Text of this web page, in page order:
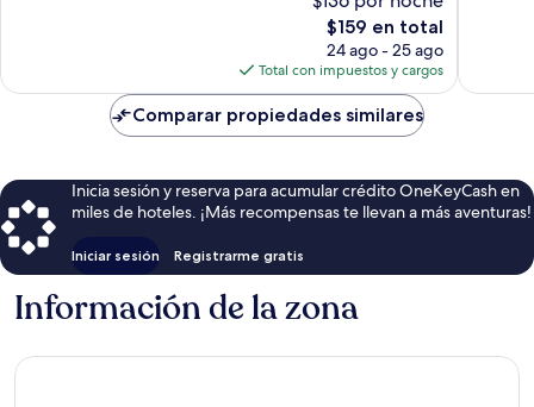
El
precio
actual
es
de
$159
$159 en total
24 ago - 25 ago
Total con impuestos y cargos
Comparar propiedades similares
Inicia sesión y reserva para acumular crédito OneKeyCash en
miles de hoteles. ¡Más recompensas te llevan a más aventuras!
Iniciar sesión Registrarme gratis
Información de la zona